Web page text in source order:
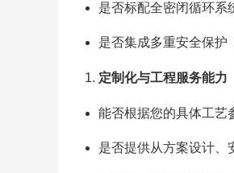
是否标配全密闭循环系
是否集成多重安全保护
定制化与工程服务能力
能否根据您的具体工艺
是否提供从方案设计、